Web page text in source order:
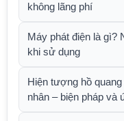
không lãng phí
Máy phát điện là gì?
khi sử dụng
Hiện tượng hồ
nhân – biện pháp và